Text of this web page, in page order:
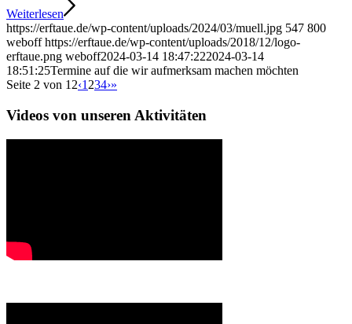
Weiterlesen
https://erftaue.de/wp-content/uploads/2024/03/muell.jpg 547 800
weboff https://erftaue.de/wp-content/uploads/2018/12/logo-
erftaue.png weboff2024-03-14 18:47:222024-03-14
18:51:25Termine auf die wir aufmerksam machen möchten
Seite 2 von 12‹1234›»
Videos von unseren Aktivitäten